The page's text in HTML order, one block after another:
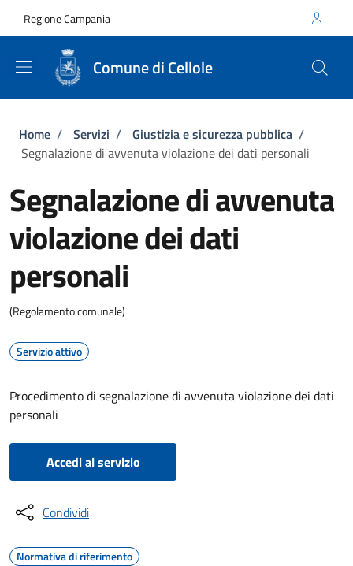
Regione Campania
Comune di Cellole
Briciole di pane
Home / Servizi / Giustizia e sicurezza pubblica /
Segnalazione di avvenuta violazione dei dati personali
Segnalazione di avvenuta
violazione dei dati
personali
(Regolamento comunale)
Servizio attivo
Procedimento di segnalazione di avvenuta violazione dei dati
personali
Accedi al servizio
Condividi
Normativa di riferimento